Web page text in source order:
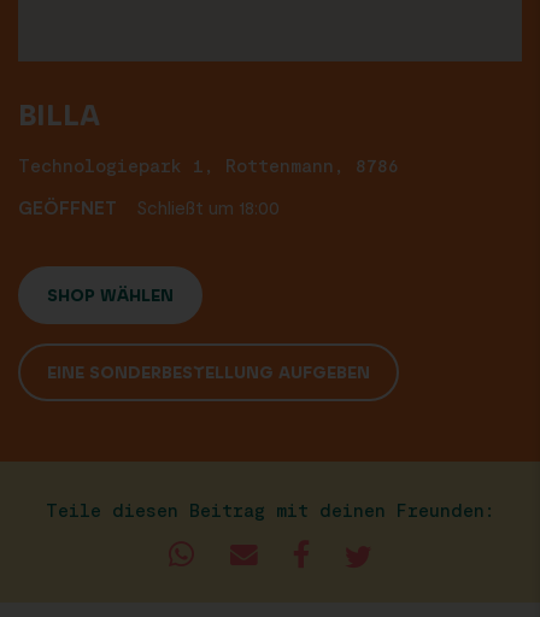
BILLA
Technologiepark 1, Rottenmann, 8786
GEÖFFNET
Schließt um 18:00
SHOP WÄHLEN
EINE SONDERBESTELLUNG AUFGEBEN
Teile diesen Beitrag mit deinen Freunden: